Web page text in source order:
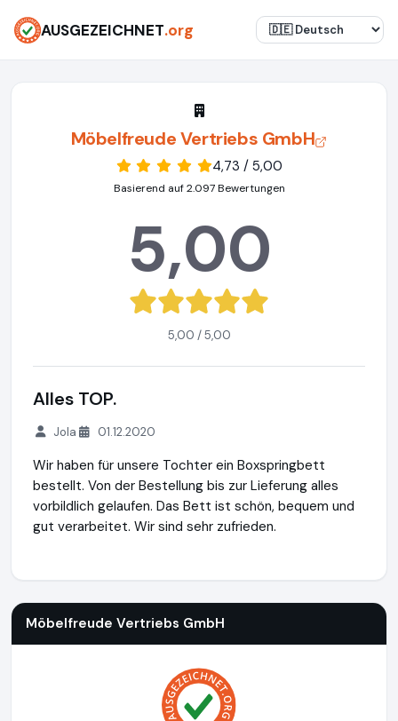
AUSGEZEICHNET.org
Möbelfreude Vertriebs GmbH
4,73 / 5,00
Basierend auf 2.097 Bewertungen
5,00
5,00 / 5,00
Alles TOP.
Jola 01.12.2020
Wir haben für unsere Tochter ein Boxspringbett
bestellt. Von der Bestellung bis zur Lieferung alles
vorbildlich gelaufen. Das Bett ist schön, bequem und
gut verarbeitet. Wir sind sehr zufrieden.
Möbelfreude Vertriebs GmbH